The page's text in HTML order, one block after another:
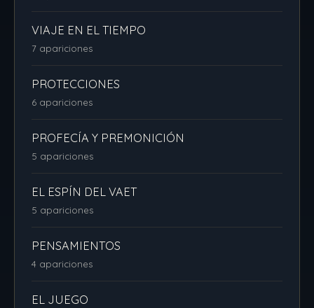
VIAJE EN EL TIEMPO
7 apariciones
PROTECCIONES
6 apariciones
PROFECÍA Y PREMONICIÓN
5 apariciones
EL ESPÍN DEL VAET
5 apariciones
PENSAMIENTOS
4 apariciones
EL JUEGO